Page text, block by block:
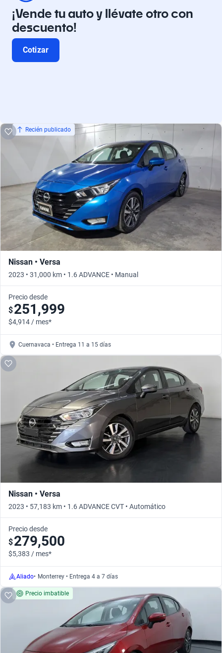
¡Vende tu auto y llévate otro con
descuento!
Cotizar
Recién publicado
Nissan • Versa
2023 • 31,000 km • 1.6 ADVANCE • Manual
Precio desde
$251,999
$4,914 / mes*
Cuernavaca • Entrega 11 a 15 días
Nissan • Versa
2023 • 57,183 km • 1.6 ADVANCE CVT • Automático
Precio desde
$279,500
$5,383 / mes*
Aliado• Monterrey • Entrega 4 a 7 días
Precio imbatible